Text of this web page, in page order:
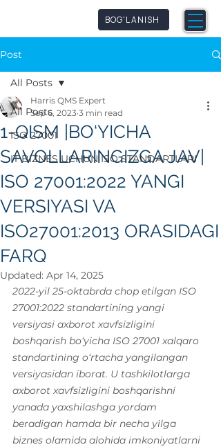
BOG'LANISH
Post
All Posts
ISO 27001
IT BIZNES UCHUN ISO STANDARTLARI
All Posts
1-QISM |BO‘YICHA
SAVOLLARINGIZGA JAV|
ISO 27001:2022 YANGI
VERSIYASI VA
ISO27001:2013 ORASIDAGI
FARQ
Harris QMS Expert
Sep 6, 2023 3 min read
Updated: Apr 14, 2025
2022-yil 25-oktabrda chop etilgan ISO
27001:2022 standartining yangi
versiyasi axborot xavfsizligini
boshqarish bo‘yicha ISO 27001 xalqaro
standartining o‘rtacha yangilangan
versiyasidan iborat. U tashkilotlarga
axborot xavfsizligini boshqarishni
yanada yaxshilashga yordam
beradigan hamda bir necha yilga
biznes olamida alohida imkoniyatlarni